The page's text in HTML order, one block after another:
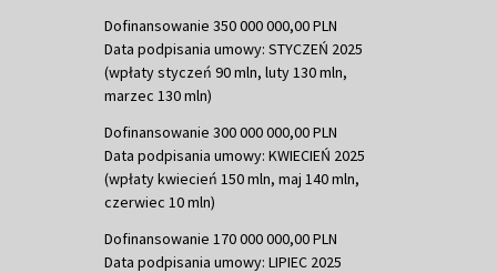
Dofinansowanie 350 000 000,00 PLN
Data podpisania umowy: STYCZEŃ 2025
(wpłaty styczeń 90 mln, luty 130 mln,
marzec 130 mln)
Dofinansowanie 300 000 000,00 PLN
Data podpisania umowy: KWIECIEŃ 2025
(wpłaty kwiecień 150 mln, maj 140 mln,
czerwiec 10 mln)
Dofinansowanie 170 000 000,00 PLN
Data podpisania umowy: LIPIEC 2025